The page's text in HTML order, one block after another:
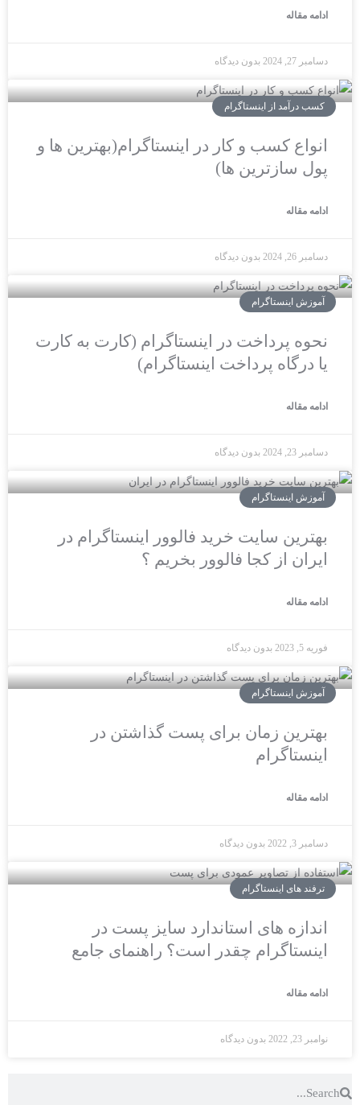
ادامه مقاله
دسامبر 27, 2024 بدون دیدگاه
کسب درآمد از اینستاگرام
انواع کسب و کار در اینستاگرام(بهترین ها و
پول سازترین ها)
ادامه مقاله
دسامبر 26, 2024 بدون دیدگاه
آموزش اینستاگرام
نحوه پرداخت در اینستاگرام (کارت به کارت
یا درگاه پرداخت اینستاگرام)
ادامه مقاله
دسامبر 23, 2024 بدون دیدگاه
آموزش اینستاگرام
بهترین سایت خرید فالوور اینستاگرام در
ایران از کجا فالوور بخریم ؟
ادامه مقاله
فوریه 5, 2023 بدون دیدگاه
آموزش اینستاگرام
بهترین زمان برای پست گذاشتن در
اینستاگرام
ادامه مقاله
دسامبر 3, 2022 بدون دیدگاه
ترفند های اینستاگرام
اندازه های استاندارد سایز پست در
اینستاگرام چقدر است؟ راهنمای جامع
ادامه مقاله
نوامبر 23, 2022 بدون دیدگاه